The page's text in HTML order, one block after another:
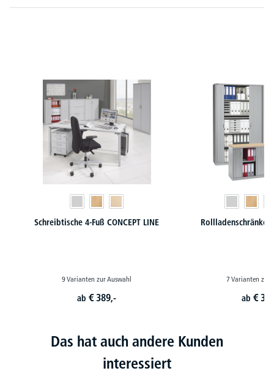
Schreibtische 4-Fuß CONCEPT LINE
9 Varianten zur Auswahl
ab€ 389,-
Rollladenschränke
7 Varianten zur
ab€
Das hat auch andere Kunden
interessiert